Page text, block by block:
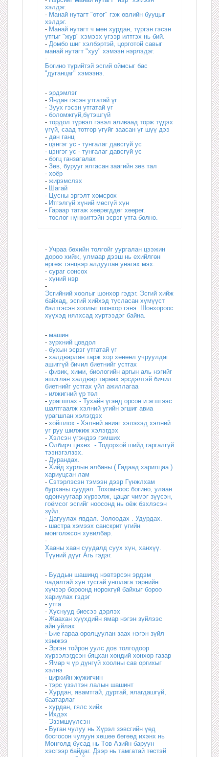
хэлдэг.
- Манай нутагт "өтөг" гэж өвлийн бууцыг
хэлдэг.
- Манай нутагт ч мөн хурдан, түргэн гэсэн
утгыг "жур" хэмээх үгээр илтгэх нь бий.
- Домбо шиг хэлбэртэй, цорготой савыг
манай нутагт "хуу" хэмээн нэрлэдэг.
-
Богино түрийтэй эсгий оймсыг бас
"дуганцаг" хэмээнэ.
- эрдэмлэг
- Яндан гэсэн утгатай үг
- Зуух гэсэн утгатай үг
- боломжгүй,бүтэшгүй
- тордол түрвэл гэвэл аливаад торж түдэх
үгүй, саад тотгор үгүйг заасан үг шүү дээ
- дан ганц
- цэнгэг ус - тунгалаг давсгүй ус
- цэнгэг ус - тунгалаг давсгүй ус
- богц ганзагалах
- Зөв, бурууг ялгасан заагийн зөв тал
- хоёр
- жирэмслэх
- Шагай
- Цусны эргэлт хомсрох
- Итгэлгүй хүний мөсгүй хүн
- Гараар татаж хөөрөгддөг хөөрөг.
- тослог нүнжигтэйн эсрэг утга болно.
- Учраа бөхийн толгойг уургалан цээжин
дороо хийж, улмаар дээш нь ехийлгөн
өргөж тэнцвэр алдуулан унагах мэх.
- сураг сонсох
- хүний нэр
-
Эсгийний хоолыг шонхор гэдэг. Эсгий хийж
байхад, эсгий хийхэд тусласан хүмүүст
бэлтгэсэн хоолыг шонхор гэнэ. Шонхороос
хүүхэд нялхсад хүртээдэг байна.
- машин
- зүрхний цовдол
- бухын эсрэг утгатай үг
- халдварлан тарж хор хөнөөл учруулдаг
ашиггүй бичил биетнийг устгах
- физик, хими, биологийн аргын аль нэгийг
ашиглан халдвар тараах эрсдэлтэй бичил
биетнийг устгах үйл ажиллагаа
- илжигний үр төл
- урагшлах - Тухайн үгэнд орсон и эгшгээс
шалтгаалж хэлний угийн эгшиг авиа
урагшлан хэлэгдэх
- хойшлох - Хэлний авиаг хэлэхэд хэлний
уг руу шилжиж хэлэгдэх
- Хэлсэн үгэндээ гэмших
- Олбирч цөхөх. - Тодорхой шийд гаргалгүй
тээнэгэлзэх.
- Дурандах.
- Хийд хурлын албаны ( Гадаад харилцаа )
хариуцсан лам
- Сэтэрлэсэн тэмээн дээр Гүнжлхам
бурханы суудал. Тохомноос богино, улаан
одончуугаар хүрээлж, цацаг чимэг зүүсэн,
гоёмсог эсгийг ноосонд нь оёж бэхлэсэн
зүйл.
- Дагуулах явдал. Золоодах . Удурдах.
- шастра хэмээх санскрит үгийн
монголжсон хувилбар.
-
Хааны хаан суудалд суух хүн, ханхүү.
Түүний дүүг Агь гэдэг.
- Буддын шашинд нэвтэрсэн эрдэм
чадалтай хүн тусгай уншлага тарнийн
хүчээр бороонд норохгүй байхыг бороо
хариулах гэдэг
- утга
- Хуснууд биесээ дэрлэх
- Жаахан хүүхдийн ямар нэгэн зүйлээс
айн уйлах
- Бие гараа оролцуулан заах нэгэн зүйл
хэмжээ
- Эргэн тойрон уулс дов толгодоор
хүрээлэгдсэн бяцхан хөндий хонхор газар
- Ямар ч үр дүнгүй хоолны сав оргихыг
хэлнэ
- циркийн жүжигчин
- тэрс үзэлтэн лалын шашинт
- Хурдан, явамтгай, дуртай, ялагдашгүй,
баатарлаг
- хурдан, гялс хийх
- Ихдэх
- Эзэмшүүлсэн
- Буган чулуу нь Хүрэл зэвсгийн үед
босгосон чулуун хөшөө бөгөөд ихэнх нь
Монголд бусад нь Төв Азийн баруун
хэсгээр байдаг. Дээр нь тамгатай төстэй